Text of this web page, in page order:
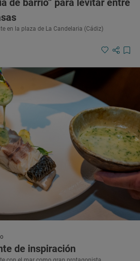
de barrio” para levitar entre
en la plaza de La Candelaria (Cádiz)
de inspiración